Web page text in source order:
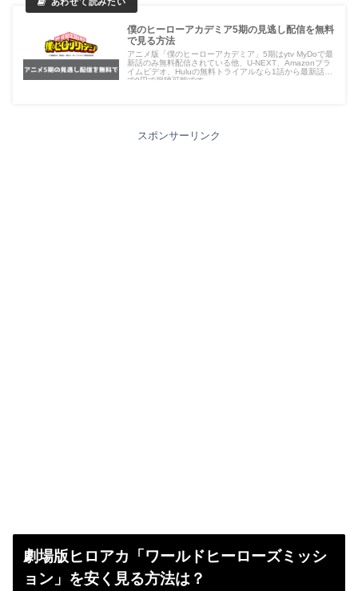
僕のヒーローアカデミア5期の見逃し配信を無料
で見る方法
アニメ版「僕のヒーローアカデミア」5期はytv MyDoで最
新話のみ無料配信されている他、U-NEXT、Amazonプラ
イムビデオ、Huluの無料トライアルなら1話から最新話ま
で0円で視聴可能です。
スポンサーリンク
劇場版ヒロアカ「ワールドヒーローズミッシ
ョン」を安く見る方法は？